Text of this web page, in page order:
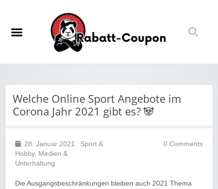
Welche Online Sport Angebote im
Corona Jahr 2021 gibt es? 🐼
28. Januar 2021
Sport &
Hobby, Medien &
Unterhaltung
0 Comments
Die Ausgangsbeschränkungen bleiben auch 2021 Thema